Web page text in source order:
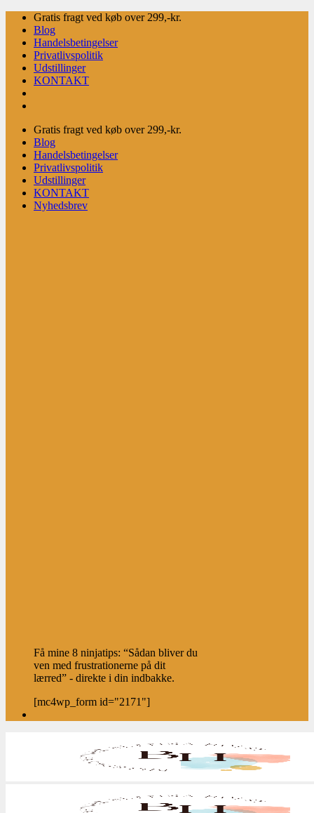
Fortsæt
indhold
Gratis fragt ved køb over 299,-kr.
Blog
Handelsbetingelser
Privatlivspolitik
Udstillinger
KONTAKT
Gratis fragt ved køb over 299,-kr.
Blog
Handelsbetingelser
Privatlivspolitik
Udstillinger
KONTAKT
Nyhedsbrev
Få mine 8 ninjatips: “Sådan bliver du
ven med frustrationerne på dit
lærred” - direkte i din indbakke.
[mc4wp_form id="2171"]